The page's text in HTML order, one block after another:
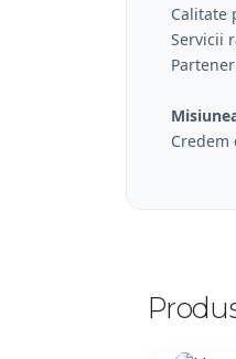
Calitate
Servicii